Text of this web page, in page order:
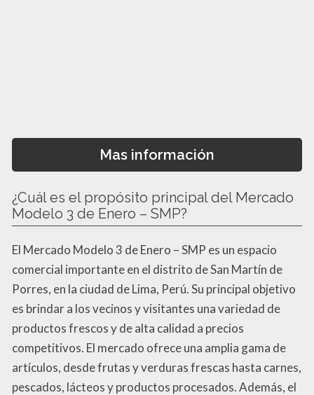
Mas información
¿Cuál es el propósito principal del Mercado
Modelo 3 de Enero – SMP?
El Mercado Modelo 3 de Enero – SMP es un espacio
comercial importante en el distrito de San Martín de
Porres, en la ciudad de Lima, Perú. Su principal objetivo
es brindar a los vecinos y visitantes una variedad de
productos frescos y de alta calidad a precios
competitivos. El mercado ofrece una amplia gama de
artículos, desde frutas y verduras frescas hasta carnes,
pescados, lácteos y productos procesados. Además, el